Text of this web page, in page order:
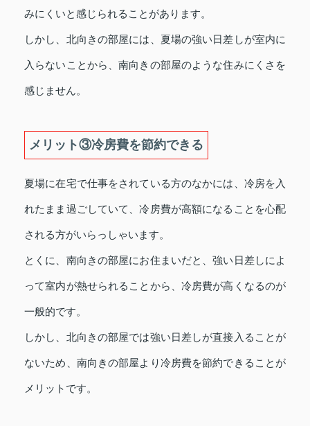
みにくいと感じられることがあります。
しかし、北向きの部屋には、夏場の強い日差しが室内に
入らないことから、南向きの部屋のような住みにくさを
感じません。
メリット③冷房費を節約できる
夏場に在宅で仕事をされている方のなかには、冷房を入
れたまま過ごしていて、冷房費が高額になることを心配
される方がいらっしゃいます。
とくに、南向きの部屋にお住まいだと、強い日差しによ
って室内が熱せられることから、冷房費が高くなるのが
一般的です。
しかし、北向きの部屋では強い日差しが直接入ることが
ないため、南向きの部屋より冷房費を節約できることが
メリットです。